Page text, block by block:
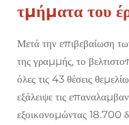
τμήματα του
Μετά την επιβεβαίωση
της γραμμής, το
όλες τις 43 θέσεις
εξάλειψε τις
εξοικονομώντας 18.700